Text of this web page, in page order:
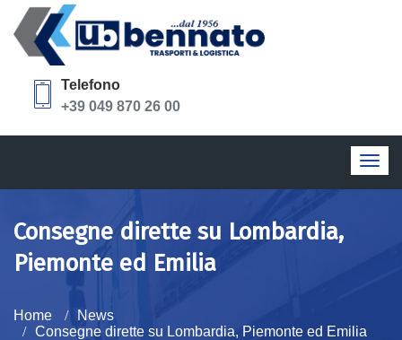
Telefono
+39 049 870 26 00
Consegne dirette su Lombardia,
Piemonte ed Emilia
Home
News
Consegne dirette su Lombardia, Piemonte ed Emilia